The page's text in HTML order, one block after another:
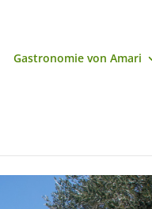
Gastronomie von Amari